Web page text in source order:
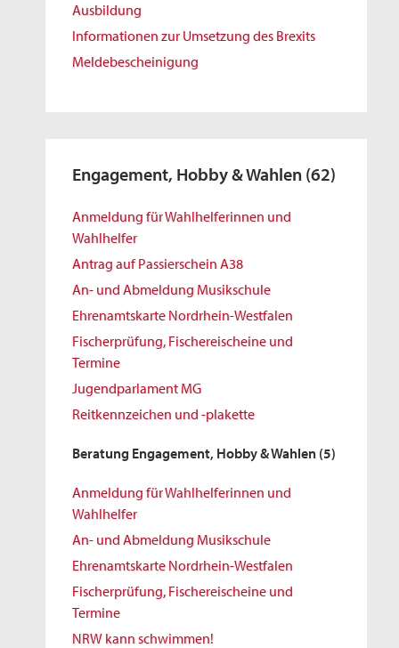
Ausbildung
Informationen zur Umsetzung des Brexits
Meldebescheinigung
Engagement, Hobby & Wahlen (62)
Anmeldung für Wahlhelferinnen und
Wahlhelfer
Antrag auf Passierschein A38
An- und Abmeldung Musikschule
Ehrenamtskarte Nordrhein-Westfalen
Fischerprüfung, Fischereischeine und
Termine
Jugendparlament MG
Reitkennzeichen und -plakette
Beratung Engagement, Hobby & Wahlen (5)
Anmeldung für Wahlhelferinnen und
Wahlhelfer
An- und Abmeldung Musikschule
Ehrenamtskarte Nordrhein-Westfalen
Fischerprüfung, Fischereischeine und
Termine
NRW kann schwimmen!